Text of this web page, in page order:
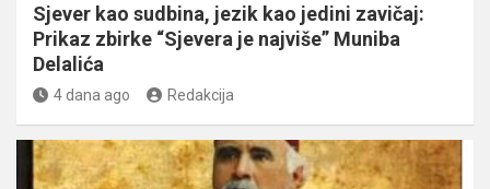
Sjever kao sudbina, jezik kao jedini zavičaj:
Prikaz zbirke “Sjevera je najviše” Muniba
Delalića
4 dana ago Redakcija